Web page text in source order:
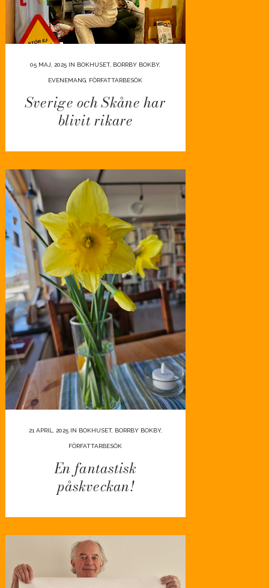
05 MAJ, 2025 IN BOKHUSET, BORRBY BOKBY,
EVENEMANG FÖRFATTARBESÖK
Sverige och Skåne har
blivit rikare
21 APRIL, 2025IN BOKHUSET, BORRBY BOKBY,
FÖRFATTARBESÖK
En fantastisk
påskveckan!